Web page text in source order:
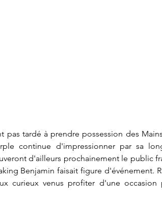
pas tardé à prendre possession des
continue d'impressionner par sa
d'ailleurs prochainement le public
Benjamin faisait figure d'événement.
curieux venus profiter d'une